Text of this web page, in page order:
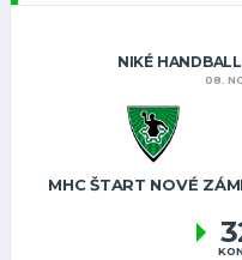
NIKÉ
08.
MHC ŠTART NOVÉ